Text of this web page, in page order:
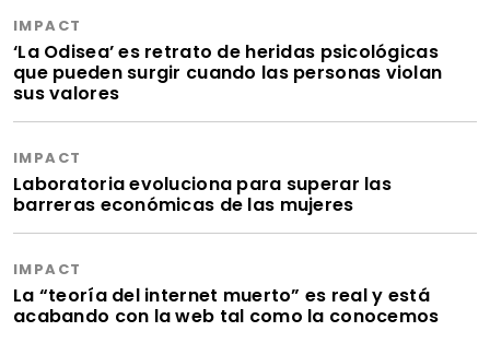
IMPACT
‘La Odisea’ es retrato de heridas psicológicas
que pueden surgir cuando las personas violan
sus valores
IMPACT
Laboratoria evoluciona para superar las
barreras económicas de las mujeres
IMPACT
La “teoría del internet muerto” es real y está
acabando con la web tal como la conocemos